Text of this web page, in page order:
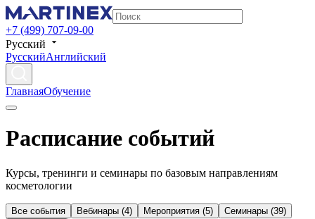
+7 (499) 707-09-00
Русский
РусскийАнглийский
ГлавнаяОбучение
Расписание событий
Курсы, тренинги и семинары по базовым направлениям
косметологии
Все события Вебинары (4) Мероприятия (5) Семинары (39)